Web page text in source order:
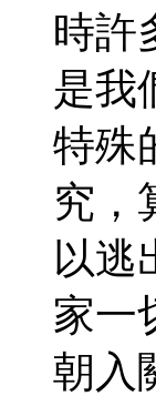
時許
是我
特殊
究，
以逃
家一
朝入